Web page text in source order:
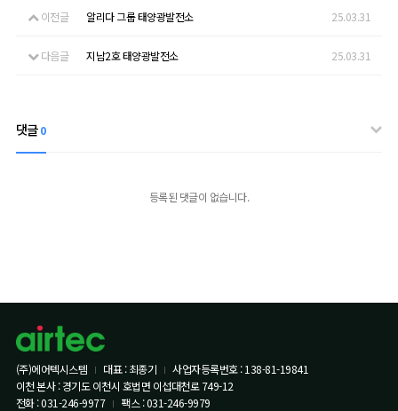
이전글 알리다 그룹 태양광발전소 25.03.31
다음글 지남2호 태양광발전소 25.03.31
댓글0
등록된 댓글이 없습니다.
(주)에어텍시스템 대표 : 최종기
사업자등록번호 : 138-81-19841
이천 본사 : 경기도 이천시 호법면 이섭대천로 749-12
전화 : 031-246-9977
팩스 : 031-246-9979